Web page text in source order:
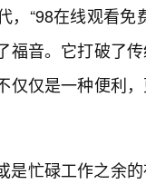
“98在线观看免
音。它打破了
仅是一种便利
是忙碌工作之余